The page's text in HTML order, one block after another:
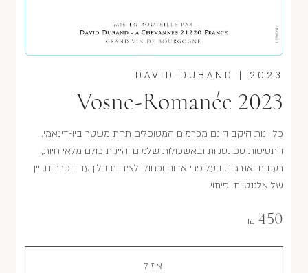
2023
|
DAVID DUBAND
Vosne-Romanée 2023
כל יינות היקב הינם מכרמים המטופלים תחת משטר ביו-דינאמי.
התסיסות ספונטניות ובאשכולות שלמים והיינות כולם מלאי חיוּת,
רעננות ואנרגיה. בעל פרי אדום וכחול ולצידו תיבלון עדין ופרחים. יין
של אלגנטיות ופיתוי.
450
₪
אזל